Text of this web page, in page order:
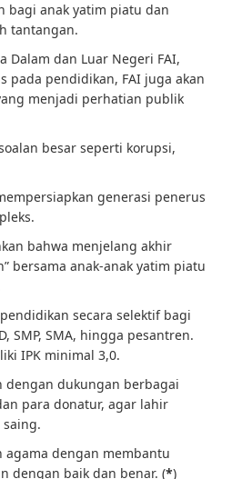
bagi anak yatim piatu dan
tantangan.
Dalam dan Luar Negeri FAI,
pada pendidikan, FAI juga akan
menjadi perhatian publik
besar seperti korupsi,
generasi penerus
bahwa menjelang akhir
bersama anak-anak yatim piatu
secara selektif bagi
SMP, SMA, hingga pesantren.
IPK minimal 3,0.
dengan dukungan berbagai
para donatur, agar lahir
dengan membantu
dengan baik dan benar. (*)